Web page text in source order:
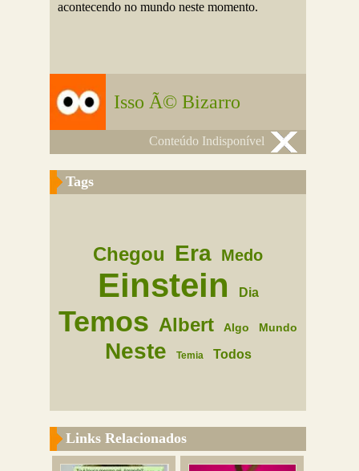
acontecendo no mundo neste momento.
Isso Ã© Bizarro
Conteúdo Indisponível
Tags
Chegou Era Medo
Einstein Dia
Temos Albert Algo Mundo
Neste Temia Todos
Links Relacionados